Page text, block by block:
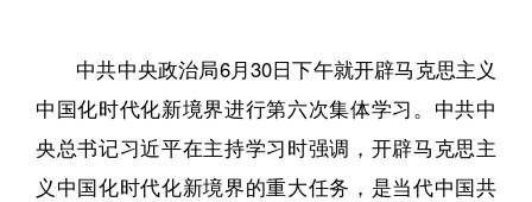
中共中央政治局6月30日下午就开辟马克思主义
中国化时代化新境界进行第六次集体学习。中共中
央总书记习近平在主持学习时强调，开辟马克思主
义中国化时代化新境界的重大任务，是当代中国共